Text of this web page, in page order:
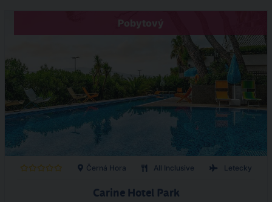
Pobytový
Černá Hora All Inclusive Letecky
Carine Hotel Park